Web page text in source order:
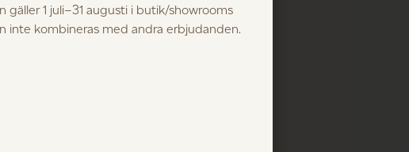
gäller 1 juli–31 augusti i butik/showrooms
inte kombineras med andra erbjudanden.